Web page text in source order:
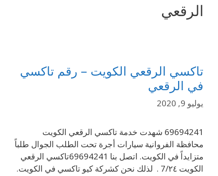
الرقعي
تاكسي الرقعي الكويت – رقم تاكسي
في الرقعي
يوليو 9, 2020
69694241 شهدت خدمة تاكسي الرقعي الكويت
محافظة الفروانية سيارات أجرة تحت الطلب الجوال طلباً
متزايداً في الكويت. اتصل بنا 69694241تاكسي الرقعي
الكويت 7/٢٤ . لذلك نحن كشركة كيو تاكسي في الكويت.